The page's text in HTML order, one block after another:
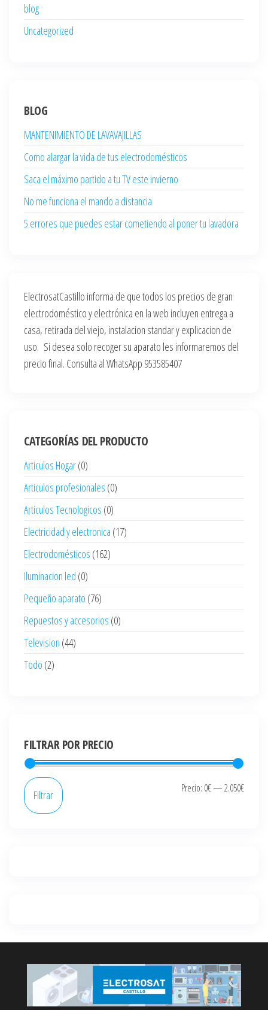
blog
Uncategorized
BLOG
MANTENIMIENTO DE LAVAVAJILLAS
Como alargar la vida de tus electrodomésticos
Saca el máximo partido a tu TV este invierno
No me funciona el mando a distancia
5 errores que puedes estar cometiendo al poner tu lavadora
ElectrosatCastillo informa de que todos los precios de gran
electrodoméstico y electrónica en la web incluyen entrega a
casa, retirada del viejo, instalacion standar y explicacion de
uso. Si desea solo recoger su aparato les informaremos del
precio final. Consulta al WhatsApp 953585407
CATEGORÍAS DEL PRODUCTO
Articulos Hogar(0)
Articulos profesionales (0)
Articulos Tecnologicos (0)
Electricidad y electronica (17)
Electrodomésticos (162)
Iluminacion led (0)
Pequeño aparato (76)
Repuestos y accesorios (0)
Television (44)
Todo (2)
FILTRAR POR PRECIO
Precio
Precio
Filtrar Precio: 0€—2.050€